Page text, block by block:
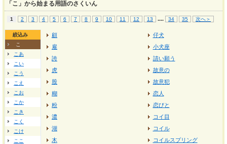
「こ」から始まる用語のさくいん
1 2 3 4 5 6 7 8 9 10 11 12 13 .... 34 35 次へ＞
絞込み
こ
こあ
こい
こう
こえ
こお
こか
こき
こく
こけ
ここ
顧
雇
誇
虎
股
糊
粉
濃
湖
木
仔犬
小犬座
請い願う
故意の
故意犯
恋人
恋びと
コイ目
コイル
コイルスプリング